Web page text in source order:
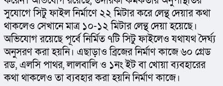
সুযোগে সিটু ফাইল নির্মাণে ২২ মিটার করে লেন্থ দেয়ার কথা
থাকলেও সেখানে মাত্র ১০-১২ মিটার লেন্থ দেয়া হয়েছে।
অভিযোগ রয়েছে পূর্বে নির্মিত ৭টি সিটু ফাইলেও যথাযথ দৈর্ঘ্য
অনুসরণ করা হয়নি। এছাড়াও ব্রিজের নির্মাণ কাজে ৬০ গ্রেড
রড, এলসি পাথর, লালবালি ও ১নং ইট বা খোয়া ব্যবহারের
কথা থাকলেও তা ব্যবহার করা হয়নি নির্মাণ কাজে।